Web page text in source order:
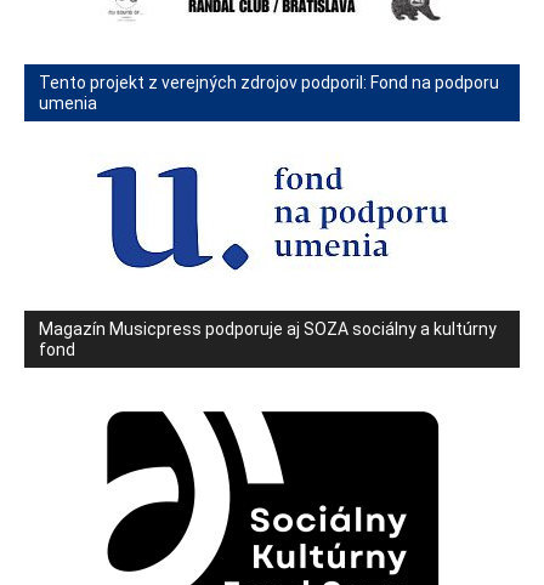
Tento projekt z verejných zdrojov podporil: Fond na podporu
umenia
Magazín Musicpress podporuje aj SOZA sociálny a kultúrny
fond